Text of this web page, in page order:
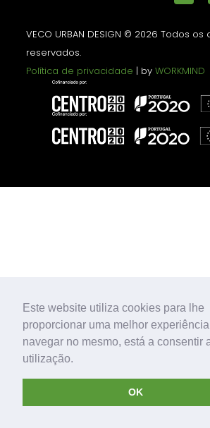
Este website utiliza cookies para lhe
proporcionar uma melhor
navegar no mesmo, está a consentir
utilização.
OK
VECO URBAN DESIGN © 2026 Todos os
reservados.
Política de privacidade | byWORKMIND